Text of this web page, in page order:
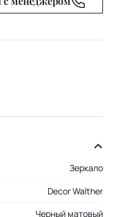
Зеркало
Decor Walther
Черный матовый